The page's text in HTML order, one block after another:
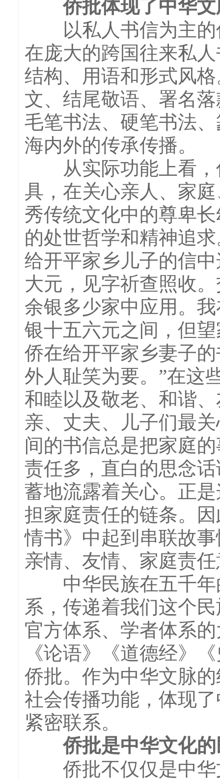
侨批体现了中华文
以私人书信为主的
在庞大的跨国往来私
结构、用语和形式风
文、结尾敬语、署名
毛笔书法、硬笔书法
海内外的传承传播。
从实际功能上看，
具，在关心亲人、家
秀传统文化中的尊卑
的处世哲学和精神追
给开平家乡儿子的信
大元，见字祈查照收
余银多少家中应用。
银十五六元之间，但
侨在给开平家乡妻子
外人耻笑为要。”在这
和睦以及敬老、和谐
亲、丈夫、儿子们最
间的书信总是把家庭
责任多，直白的思念
蓄地流露着关心。正
担家庭责任的链条。
情书》中起到串联故
亲情、友情、家庭责
中华民族在五千年
系，传递着我们这个
官方体系、学者体系
《论语》《道德经》
侨批。作为中华文脉
社会传播功能，体现
紧密联系。
侨批是中华文化的
侨批不仅仅是中华